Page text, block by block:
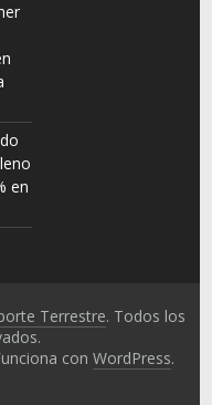
en
Terrestre. Todos los
conWordPress.